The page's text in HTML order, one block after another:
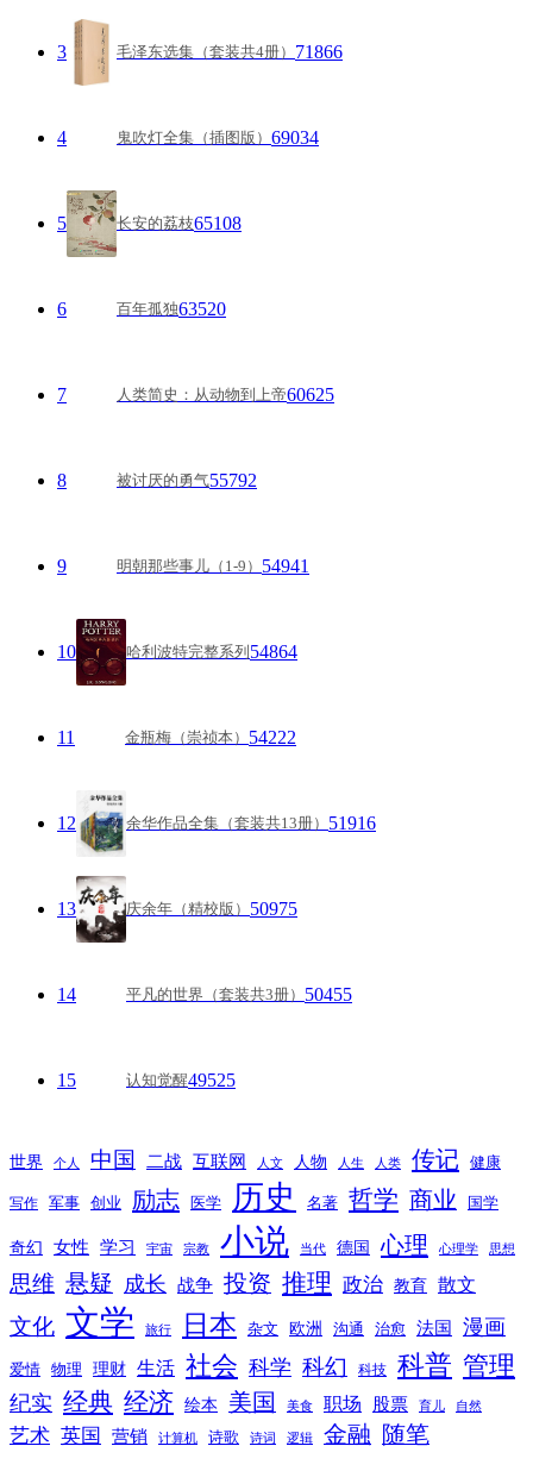
3 毛泽东选集（套装共4册） 71866
4 鬼吹灯全集（插图版） 69034
5 长安的荔枝65108
6 百年孤独63520
7 人类简史：从动物到上帝60625
8 被讨厌的勇气55792
9 明朝那些事儿（1-9） 54941
10 哈利波特完整系列 54864
11 金瓶梅（崇祯本） 54222
12 余华作品全集（套装共13册） 51916
13 庆余年（精校版） 50975
14 平凡的世界（套装共3册） 50455
15 认知觉醒49525
世界 个人 中国 二战 互联网 人文 人物 人生 人类 传记 健康
写作 军事 创业 励志 医学 历史 名著 哲学 商业 国学
奇幻 女性 学习 宇宙 宗教 小说 当代 德国 心理 心理学 思想
思维 悬疑 成长 战争 投资 推理 政治 教育 散文
文化 文学 旅行 日本 杂文 欧洲 沟通 治愈 法国 漫画
爱情 物理 理财 生活 社会 科学 科幻 科技 科普 管理
纪实 经典 经济 绘本 美国 美食 职场 股票 育儿 自然
艺术 英国 营销 计算机 诗歌 诗词 逻辑 金融 随笔